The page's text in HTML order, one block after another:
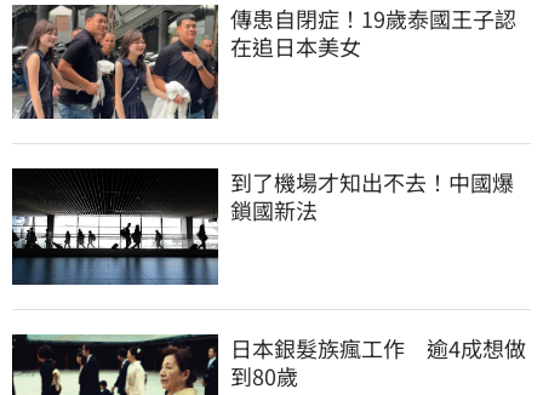
傳患自閉症！19歲泰國王子認
在追日本美女
到了機場才知出不去！中國爆
鎖國新法
日本銀髮族瘋工作　逾4成想做
到80歲